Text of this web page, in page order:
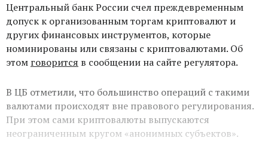
Центральный банк России счел преждевременным
допуск к организованным торгам криптовалют и
других финансовых инструментов, которые
номинированы или связаны с криптовалютами. Об
этом говорится в сообщении на сайте регулятора.
В ЦБ отметили, что большинство операций с такими
валютами происходят вне правового регулирования.
При этом сами криптовалюты выпускаются
неограниченным кругом «анонимных субъектов».